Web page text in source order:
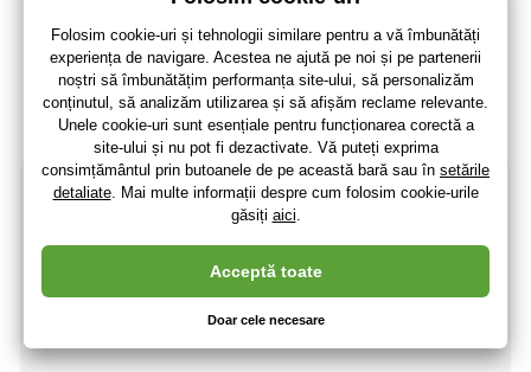
+ 35 puncte
Ultima bucată în stoc(La dumneavoastră 17.08.)